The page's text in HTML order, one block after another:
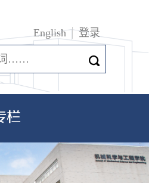
English 登录
栏